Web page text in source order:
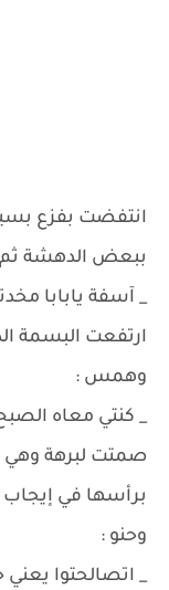
انتفضت بفزع
ببعض الدهشة ثم
_ آسفة يابابا
ارتفعت البسمة
وهمس :
_ كنتي معاه
صمتت لبرهة وهي
برأسها في
وحنو :
_ اتصالحتوا